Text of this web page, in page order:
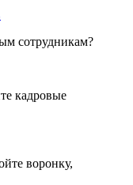
сотрудникам?
кадровые
воронку,